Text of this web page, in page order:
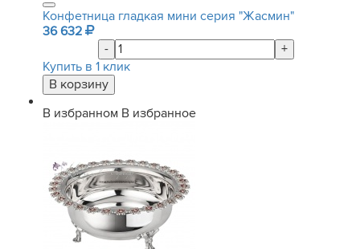
Конфетница гладкая мини серия "Жасмин"
36 632
-
+
Купить в 1 клик
В избранном В избранное